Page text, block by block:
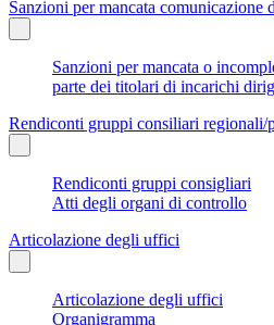
Sanzioni per mancata comunicazione
Sanzioni per mancata o
parte dei titolari di incarichi
Rendiconti gruppi consiliari regionali/
Rendiconti gruppi consigliari
Atti degli organi di controllo
Articolazione degli uffici
Articolazione degli uffici
Organigramma